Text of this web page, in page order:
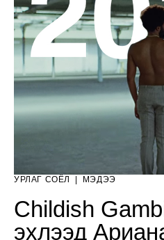
УРЛАГ СОЁЛ | МЭДЭЭ
Childish
эхлээд